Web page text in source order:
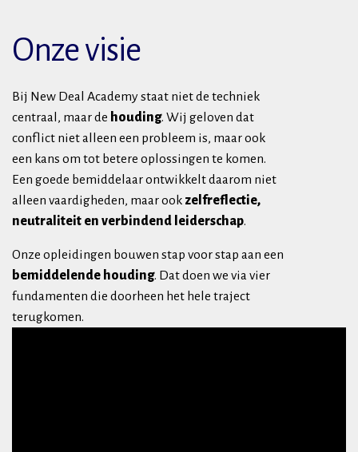
Onze visie
Bij New Deal Academy staat niet de techniek
centraal, maar de houding. Wij geloven dat
conflict niet alleen een probleem is, maar ook
een kans om tot betere oplossingen te komen.
Een goede bemiddelaar ontwikkelt daarom niet
alleen vaardigheden, maar ook zelfreflectie,
neutraliteit en verbindend leiderschap.
Onze opleidingen bouwen stap voor stap aan een
bemiddelende houding. Dat doen we via vier
fundamenten die doorheen het hele traject
terugkomen.